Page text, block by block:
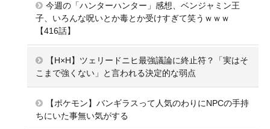
今週の「ハンターハンター」感想、ベンジャミン王
子、いろんな呪いとか毒とか受けすぎて笑うｗｗｗ
【416話】
【H×H】ツェリードニヒ最強議論に終止符？「実はそ
こまで強くない」と言われる決定的な弱点
【ポケモン】バンギラスって人気のわりにNPCの手持
ちにいた事無い気がする